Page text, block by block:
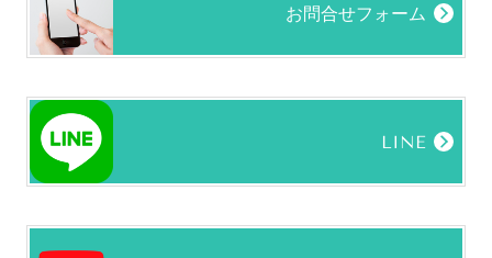
お問合せフォーム
LINE